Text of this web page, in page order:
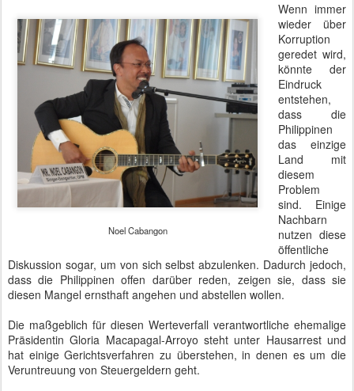
Noel Cabangon
Wenn immer
wieder über
Korruption
geredet wird,
könnte der
Eindruck
entstehen,
dass die
Philippinen
das einzige
Land mit
diesem
Problem
sind. Einige
Nachbarn
nutzen diese
öffentliche
Diskussion sogar, um von sich selbst abzulenken. Dadurch jedoch,
dass die Philippinen offen darüber reden, zeigen sie, dass sie
diesen Mangel ernsthaft angehen und abstellen wollen.
Die maßgeblich für diesen Werteverfall verantwortliche ehemalige
Präsidentin Gloria Macapagal-Arroyo steht unter Hausarrest und
hat einige Gerichtsverfahren zu überstehen, in denen es um die
Veruntreuung von Steuergeldern geht.